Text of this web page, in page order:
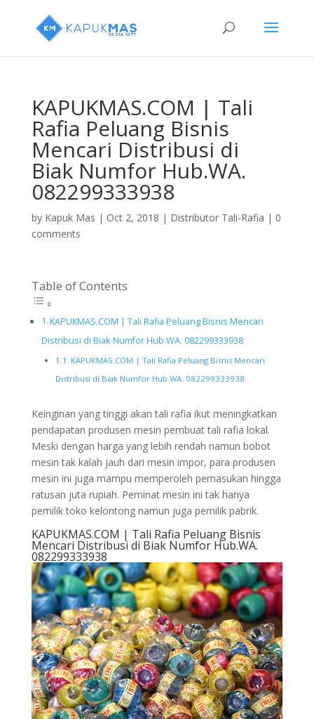
KAPUKMAS.COM | Tali
Rafia Peluang Bisnis
Mencari Distribusi di
Biak Numfor Hub.WA.
082299333938
by Kapuk Mas | Oct 2, 2018 | Distributor Tali-Rafia | 0
comments
Table of Contents
KAPUKMAS.COM | Tali Rafia Peluang Bisnis Mencari
Distribusi di Biak Numfor Hub.WA. 082299333938
KAPUKMAS.COM | Tali Rafia Peluang Bisnis Mencari
Distribusi di Biak Numfor Hub.WA. 082299333938
Keinginan yang tinggi akan tali rafia ikut meningkatkan
pendapatan produsen mesin pembuat tali rafia lokal.
Meski dengan harga yang lebih rendah namun bobot
mesin tak kalah jauh dari mesin impor, para produsen
mesin ini juga mampu memperoleh pemasukan hingga
ratusan juta rupiah. Peminat mesin ini tak hanya
pemilik toko kelontong namun juga pemilik pabrik.
KAPUKMAS.COM | Tali Rafia Peluang Bisnis
Mencari Distribusi di Biak Numfor Hub.WA.
082299333938